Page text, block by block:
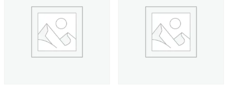
Optionen
können
der
Produktseite
gewählt
werden